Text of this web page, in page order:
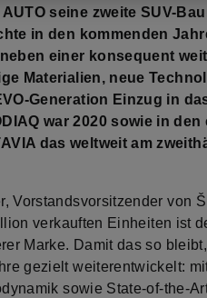
seine zweite SUV-
in den kommenden
einer konsequent
Materialien, neue
Generation Einzug in
war 2020 sowie in
das weltweit am
Vorstandsvorsitzender von
verkauften Einheiten ist
Marke. Damit das so
gezielt weiterentwickelt:
sowie State-of-the-